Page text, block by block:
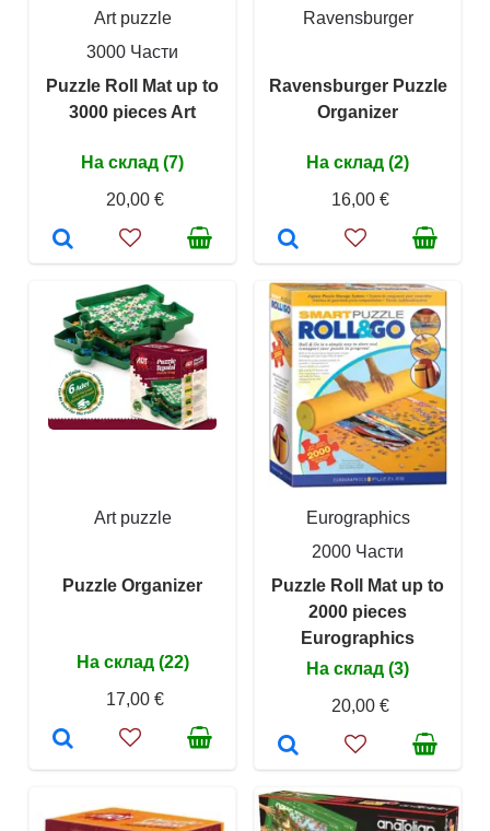
Art puzzle
3000 Части
Puzzle Roll Mat up to
3000 pieces Art
На склад (7)
20,00 €
Ravensburger
Ravensburger Puzzle
Organizer
На склад (2)
16,00 €
Art puzzle
Puzzle Organizer
На склад (22)
17,00 €
Eurographics
2000 Части
Puzzle Roll Mat up to
2000 pieces
Eurographics
На склад (3)
20,00 €